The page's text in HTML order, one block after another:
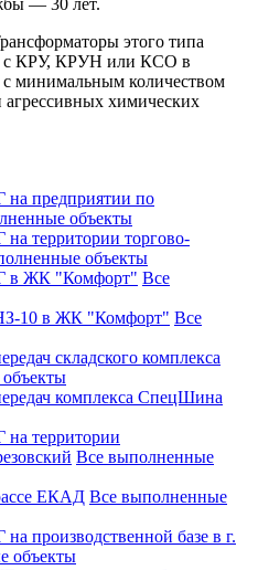
этого типа
с КРУ, КРУН или КСО в
минимальным количеством
химических
предприятии по
объекты
территории торгово-
объекты
в ЖК "Комфорт" Все
10 в ЖК "Комфорт" Все
складского комплекса
комплекса СпецШина
территории
Все выполненные
ЕКАД Все выполненные
производственной базе в г.
объекты